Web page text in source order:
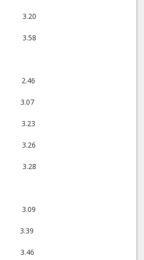
3.20
3.58
2.46
3.07
3.23
3.28
3.09
3.39